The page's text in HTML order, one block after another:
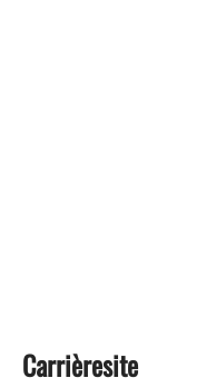
Carrièresite